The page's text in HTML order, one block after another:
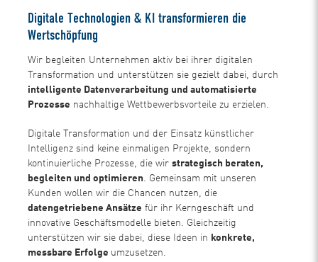
Digitale Technologien & KI transformieren die
Wertschöpfung
Wir begleiten Unternehmen aktiv bei ihrer digitalen
Transformation und unterstützen sie gezielt dabei, durch
intelligente Datenverarbeitung und automatisierte
Prozesse nachhaltige Wettbewerbsvorteile zu erzielen.
Digitale Transformation und der Einsatz künstlicher
Intelligenz sind keine einmaligen Projekte, sondern
kontinuierliche Prozesse, die wirstrategisch beraten,
begleiten und optimieren. Gemeinsam mit unseren
Kunden wollen wir die Chancen nutzen, die
datengetriebene Ansätze für ihr Kerngeschäft und
innovative Geschäftsmodelle bieten. Gleichzeitig
unterstützen wir sie dabei, diese Ideen in konkrete,
messbare Erfolge umzusetzen.